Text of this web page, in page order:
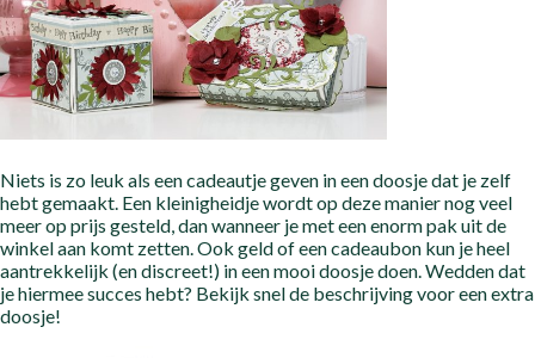
Niets is zo leuk als een cadeautje geven in een doosje dat je zelf
hebt gemaakt. Een kleinigheidje wordt op deze manier nog veel
meer op prijs gesteld, dan wanneer je met een enorm pak uit de
winkel aan komt zetten. Ook geld of een cadeaubon kun je heel
aantrekkelijk (en discreet!) in een mooi doosje doen. Wedden dat
je hiermee succes hebt? Bekijk snel de beschrijving voor een extra
doosje!